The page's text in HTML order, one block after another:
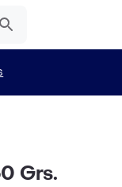
Grs.